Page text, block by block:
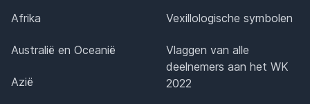
Afrika
Australië en Oceanië
Azië
Vexillologische symbolen
Vlaggen van alle
deelnemers aan het WK
2022